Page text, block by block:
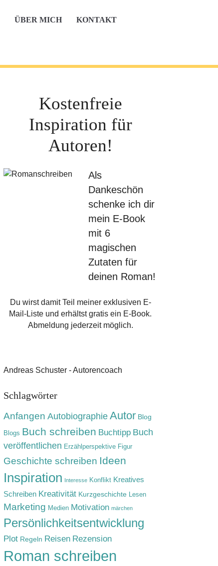
ÜBER MICH KONTAKT
Kostenfreie
Inspiration für
Autoren!
Als
Dankeschön
schenke ich dir
mein E-Book
mit 6
magischen
Zutaten für
deinen Roman!
Du wirst damit Teil meiner exklusiven E-
Mail-Liste und erhältst gratis ein E-Book.
Abmeldung jederzeit möglich.
Andreas Schuster - Autorencoach
Schlagwörter
Anfangen Autobiographie Autor Blog
Blogs Buch schreiben Buchtipp Buch
veröffentlichen Erzählperspektive Figur
Geschichte schreiben Ideen
Inspiration Interesse Konflikt Kreatives
Schreiben Kreativität Kurzgeschichte Lesen
Marketing Medien Motivation märchen
Persönlichkeitsentwicklung
Plot Regeln Reisen Rezension
Roman schreiben